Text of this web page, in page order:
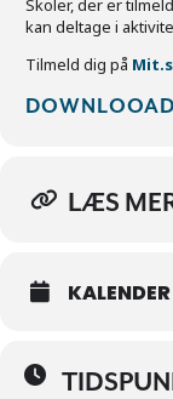
Skoler, der er
kan deltage i
Tilmeld dig på
LÆS
KALENDER